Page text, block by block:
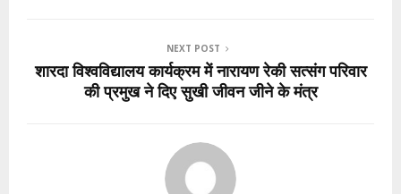
NEXT POST
शारदा विश्वविद्यालय कार्यक्रम में नारायण रेकी सत्संग परिवार
की प्रमुख ने दिए सुखी जीवन जीने के मंत्र